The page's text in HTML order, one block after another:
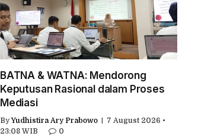
BATNA & WATNA: Mendorong
Keputusan Rasional dalam Proses
Mediasi
By Yudhistira Ary Prabowo
7 August 2026 •
23:08 WIB
0